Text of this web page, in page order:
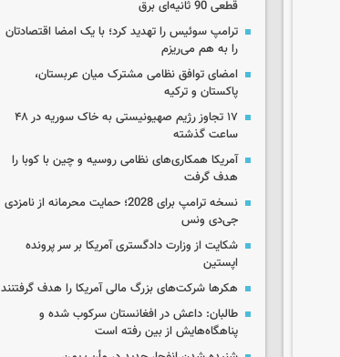
قطعی 90 ثانیه‌ای برق
ترامپ سوئیس را تهدید کرد؛ با یک امضا اقتصادتان
را به هم می‌ریزم
امضای توافق نظامی مشترک میان عربستان،
پاکستان و ترکیه
۱۷ تجاوز رژیم صهیونیستی به خاک سوریه در ۴۸
ساعت گذشته
آمریکا همکاری‌های نظامی روسیه و چین با کوبا را
هدف گرفت
نسخه ترامپ برای 2028؛ حمایت محرمانه از نامزدی
جی‌دی ونس
شکایت از وزارت دادگستری آمریکا بر سر پرونده
اپستین
هکرها شرکت‌های بزرگ مالی آمریکا را هدف گرفتنند
طالبان: داعش در افغانستان سرکوب شده و
پناهگاه‌هایش از بین رفته است